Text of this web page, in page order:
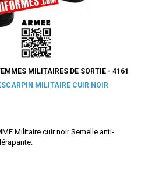
MILITAIRES DE SORTIE - 4161
MILITAIRE CUIR NOIR
Militaire cuir noir Semelle anti-